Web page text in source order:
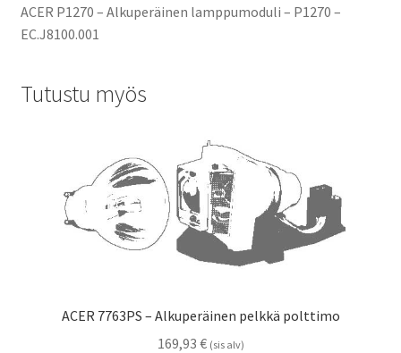
ACER P1270 – Alkuperäinen lamppumoduli – P1270 –
EC.J8100.001
Tutustu myös
ACER 7763PS – Alkuperäinen pelkkä polttimo
169,93 € (sis alv)